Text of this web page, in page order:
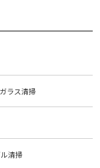
ラス清掃
清掃